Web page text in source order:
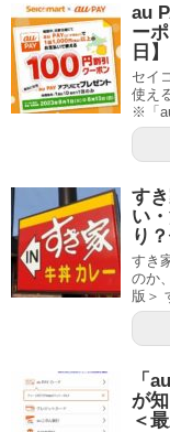
au
ー
日】
セイ
使え
※「
す
い
り
すき
のか
版＞
「
が
＜